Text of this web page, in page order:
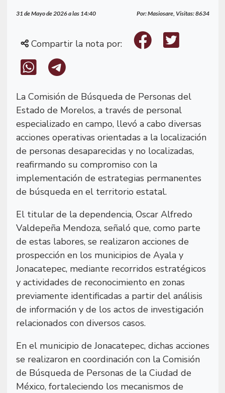
31 de Mayo de 2026 a las 14:40 Por: Masiosare, Visitas: 8634
Compartir la nota por:
La Comisión de Búsqueda de Personas del
Estado de Morelos, a través de personal
especializado en campo, llevó a cabo diversas
acciones operativas orientadas a la localización
de personas desaparecidas y no localizadas,
reafirmando su compromiso con la
implementación de estrategias permanentes
de búsqueda en el territorio estatal.
El titular de la dependencia, Oscar Alfredo
Valdepeña Mendoza, señaló que, como parte
de estas labores, se realizaron acciones de
prospección en los municipios de Ayala y
Jonacatepec, mediante recorridos estratégicos
y actividades de reconocimiento en zonas
previamente identificadas a partir del análisis
de información y de los actos de investigación
relacionados con diversos casos.
En el municipio de Jonacatepec, dichas acciones
se realizaron en coordinación con la Comisión
de Búsqueda de Personas de la Ciudad de
México, fortaleciendo los mecanismos de